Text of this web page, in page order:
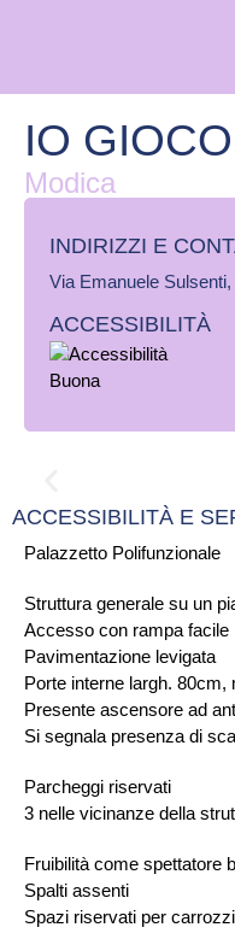
IO
Modica
INDIRIZZI E
Via Emanuele
ACCESSIBILITÀ
Palazzetto Polifunzionale
Struttura generale su un
Accesso con rampa facile
Pavimentazione levigata
Porte interne largh. 80cm,
Presente ascensore ad
Si segnala presenza di
Parcheggi riservati
3 nelle vicinanze della
Fruibilità come spettatore
Spalti assenti
Spazi riservati per
ACCESSIBILITÀ E